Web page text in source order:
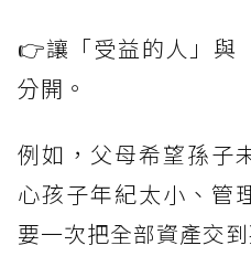
👉讓「受益的人」與
分開。
例如，父母希望孫子
心孩子年紀太小、管
要一次把全部資產交